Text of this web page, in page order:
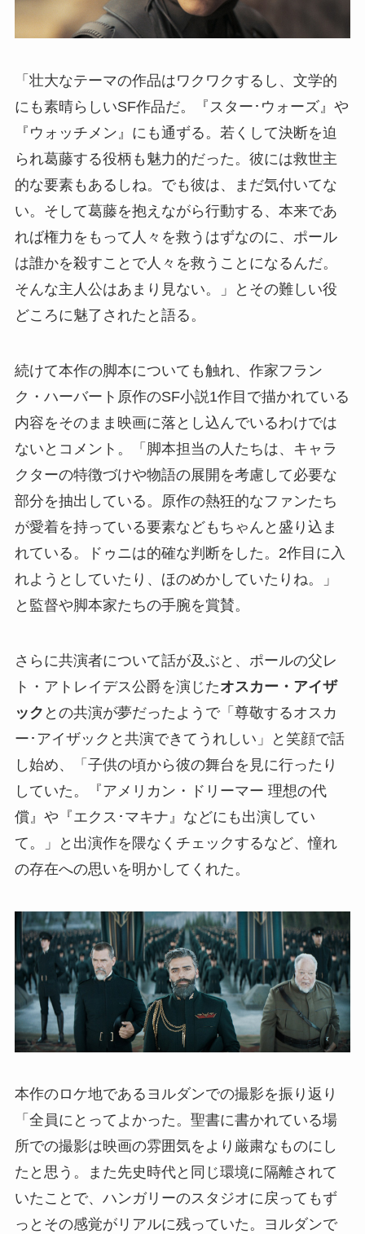
「壮大なテーマの作品はワクワクするし、文学的
にも素晴らしいSF作品だ。『スター･ウォーズ』や
『ウォッチメン』にも通ずる。若くして決断を迫
られ葛藤する役柄も魅力的だった。彼には救世主
的な要素もあるしね。でも彼は、まだ気付いてな
い。そして葛藤を抱えながら行動する、本来であ
れば権力をもって人々を救うはずなのに、ポール
は誰かを殺すことで人々を救うことになるんだ。
そんな主人公はあまり見ない。」とその難しい役
どころに魅了されたと語る。
続けて本作の脚本についても触れ、作家フラン
ク・ハーバート原作のSF小説1作目で描かれている
内容をそのまま映画に落とし込んでいるわけでは
ないとコメント。「脚本担当の人たちは、キャラ
クターの特徴づけや物語の展開を考慮して必要な
部分を抽出している。原作の熱狂的なファンたち
が愛着を持っている要素などもちゃんと盛り込ま
れている。ドゥニは的確な判断をした。2作目に入
れようとしていたり、ほのめかしていたりね。」
と監督や脚本家たちの手腕を賞賛。
さらに共演者について話が及ぶと、ポールの父レ
ト・アトレイデス公爵を演じたオスカー・アイザ
ック との共演が夢だったようで「尊敬するオスカ
ー･アイザックと共演できてうれしい」と笑顔で話
し始め、「子供の頃から彼の舞台を見に行ったり
していた。『アメリカン・ドリーマー 理想の代
償』や『エクス･マキナ』などにも出演してい
て。」と出演作を隈なくチェックするなど、憧れ
の存在への思いを明かしてくれた。
本作のロケ地であるヨルダンでの撮影を振り返り
「全員にとってよかった。聖書に書かれている場
所での撮影は映画の雰囲気をより厳粛なものにし
たと思う。また先史時代と同じ環境に隔離されて
いたことで、ハンガリーのスタジオに戻ってもず
っとその感覚がリアルに残っていた。ヨルダンで